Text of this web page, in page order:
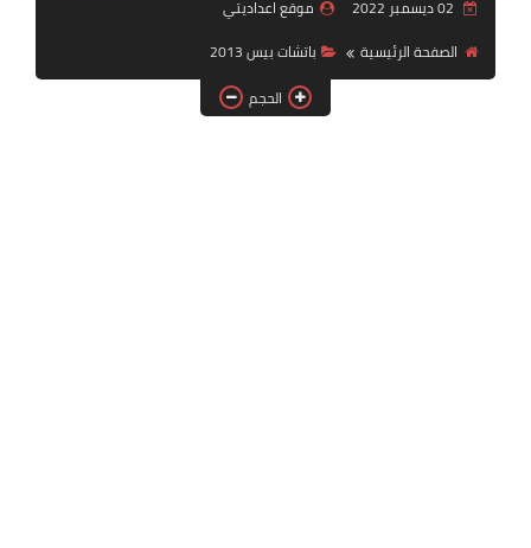
بلايستيشن PS2
02 ديسمبر 2022
موقع اعداديتي
الصفحة الرئيسية
باتشات بيس 2013
الحجم